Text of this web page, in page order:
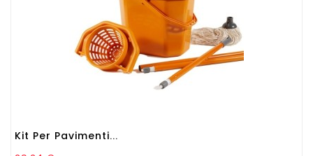
Kit Per Pavimenti...